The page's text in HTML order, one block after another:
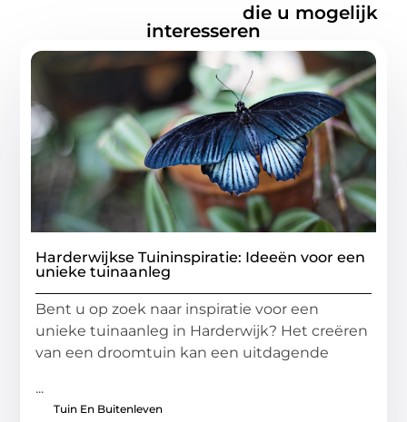
die u mogelijk
interesseren
Harderwijkse Tuininspiratie: Ideeën voor een
unieke tuinaanleg
Bent u op zoek naar inspiratie voor een
unieke tuinaanleg in Harderwijk? Het creëren
van een droomtuin kan een uitdagende
...
Tuin En Buitenleven